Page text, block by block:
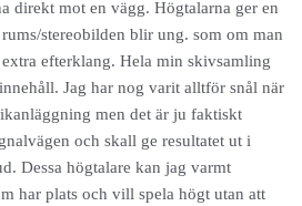
direkt mot en vägg. Högtalarna ger en
stereobilden blir ung. som om man
efterklang. Hela min skivsamling
Jag har nog varit alltför snål när
men det är ju faktiskt
och skall ge resultatet ut i
Dessa högtalare kan jag varmt
har plats och vill spela högt utan att